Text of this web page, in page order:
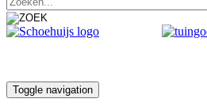
Toggle navigation